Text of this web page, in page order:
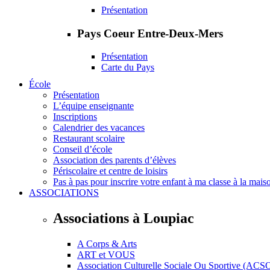
Présentation
Pays Coeur Entre-Deux-Mers
Présentation
Carte du Pays
École
Présentation
L’équipe enseignante
Inscriptions
Calendrier des vacances
Restaurant scolaire
Conseil d’école
Association des parents d’élèves
Périscolaire et centre de loisirs
Pas à pas pour inscrire votre enfant à ma classe à la
ASSOCIATIONS
Associations à Loupiac
A Corps & Arts
ART et VOUS
Association Culturelle Sociale Ou Sportive